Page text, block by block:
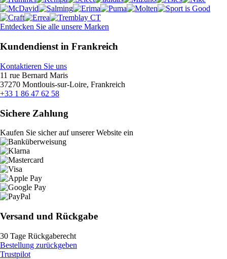
Entdecken Sie alle unsere Marken
Kundendienst in Frankreich
Kontaktieren Sie uns
11 rue Bernard Maris
37270 Montlouis-sur-Loire, Frankreich
+33 1 86 47 62 58
Sichere Zahlung
Kaufen Sie sicher auf unserer Website ein
Versand und Rückgabe
30 Tage Rückgaberecht
Bestellung zurückgeben
Trustpilot